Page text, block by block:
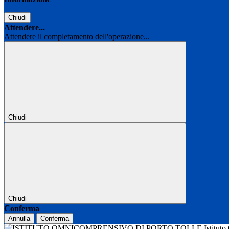
Chiudi
Attendere...
Attendere il completamento dell'operazione...
Chiudi
Chiudi
Conferma
Annulla Conferma